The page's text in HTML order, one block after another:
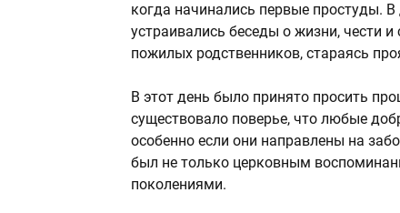
когда начинались первые простуды.
устраивались беседы о жизни, чести
пожилых родственников, стараясь
В этот день было принято просить
существовало поверье, что любые
особенно если они направлены на
был не только церковным
поколениями.